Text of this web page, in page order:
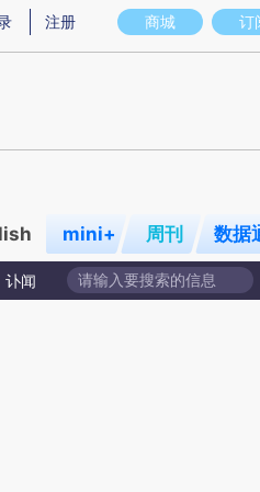
图存在偏差。不代表财新观点和立场。
商城 订
注册
mini+ 周刊 数据
讣闻